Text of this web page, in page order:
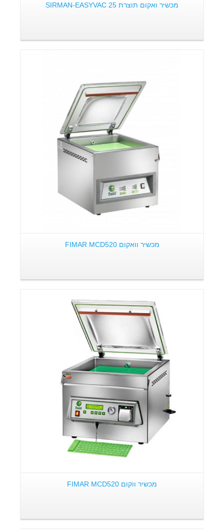
מכשיר ואקום תוצרת SIRMAN-EASYVAC 25
פרטים:
מכשיר וואקום FIMAR MCD520
מכשיר ווקום FIMAR MCD520